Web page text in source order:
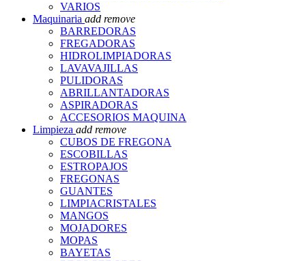
VARIOS
Maquinaria add remove
BARREDORAS
FREGADORAS
HIDROLIMPIADORAS
LAVAVAJILLAS
PULIDORAS
ABRILLANTADORAS
ASPIRADORAS
ACCESORIOS MAQUINA
Limpieza add remove
CUBOS DE FREGONA
ESCOBILLAS
ESTROPAJOS
FREGONAS
GUANTES
LIMPIACRISTALES
MANGOS
MOJADORES
MOPAS
BAYETAS